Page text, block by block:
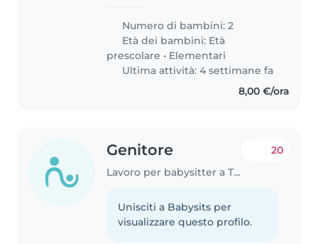
Numero di bambini: 2
Età dei bambini: Età
prescolare • Elementari
Ultima attività: 4 settimane fa
8,00 €/ora
Genitore
Lavoro per babysitter a Taranto
20
Unisciti a Babysits per
visualizzare questo profilo.